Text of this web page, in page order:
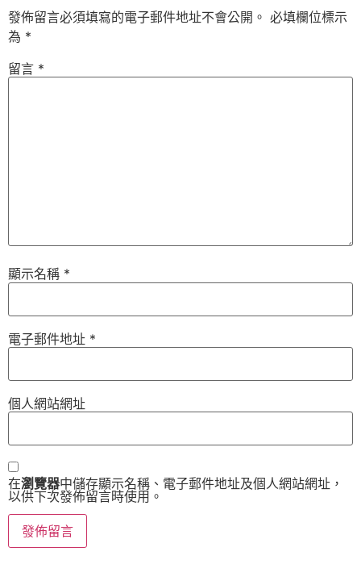
發佈留言必須填寫的電子郵件地址不會公開。 必填欄位標示
為 *
留言 *
顯示名稱 *
電子郵件地址 *
個人網站網址
在瀏覽器中儲存顯示名稱、電子郵件地址及個人網站網址，
以供下次發佈留言時使用。